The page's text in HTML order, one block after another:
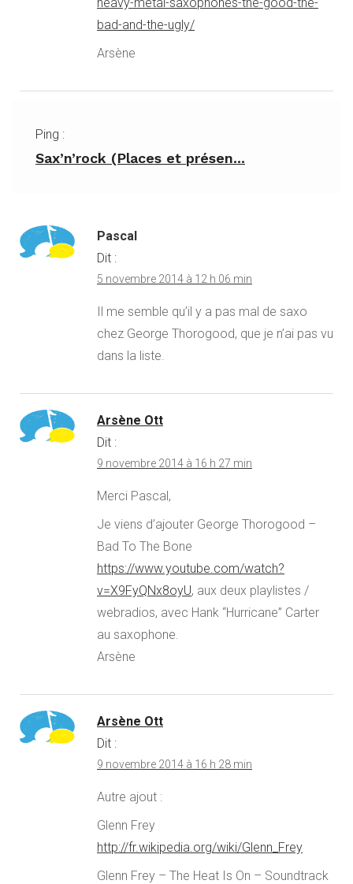
bad-and-the-ugly/
Arsène
Ping :
Sax’n’rock (Places et présen...
Pascal
Dit :
5 novembre 2014 à 12 h 06 min
Il me semble qu’il y a pas mal de saxo
chez George Thorogood, que je n’ai pas vu
dans la liste.
Arsène Ott
Dit :
9 novembre 2014 à 16 h 27 min
Merci Pascal,
Je viens d’ajouter George Thorogood –
Bad To The Bone
https://www.youtube.com/watch?
v=X9FyQNx8oyU, aux deux playlistes /
webradios, avec Hank “Hurricane” Carter
au saxophone.
Arsène
Arsène Ott
Dit :
9 novembre 2014 à 16 h 28 min
Autre ajout :
Glenn Frey
http://fr.wikipedia.org/wiki/Glenn_Frey
Glenn Frey – The Heat Is On – Soundtrack